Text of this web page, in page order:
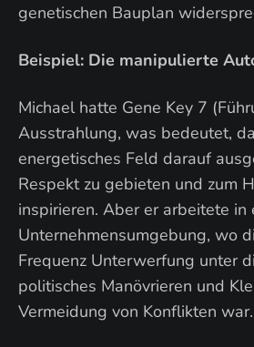
genetischen Bauplan
Beispiel: Die manipulierte
Michael hatte Gene Key 7
Ausstrahlung, was bedeutet,
energetisches Feld darauf
Respekt zu gebieten und zum
inspirieren. Aber er arbeitete in
Unternehmensumgebung, wo
Frequenz Unterwerfung unter
politisches Manövrieren und
Vermeidung von Konflikten war.